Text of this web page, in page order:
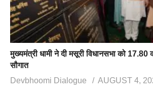
मुख्यमंत्री धामी ने दी मसूरी विधानसभा को
सौगात
Devbhoomi Dialogue
AUGUST 4,